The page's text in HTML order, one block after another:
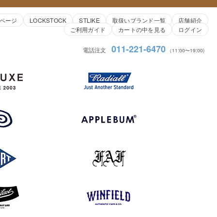
ージ LOCKSTOCK STLIKE 取扱いブランド一覧
店舗紹介
ご利用ガイド
カートの中を見る ログイン
電話注文 011-221-6470 （11:00〜19:00)